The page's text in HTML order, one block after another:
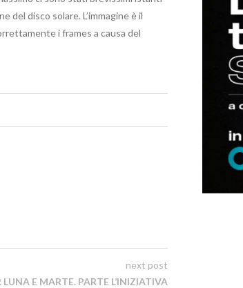
del disco solare. L’immagine è il
i frames a causa del
next post
E MARTE. PARTE L’INIZIATIVA